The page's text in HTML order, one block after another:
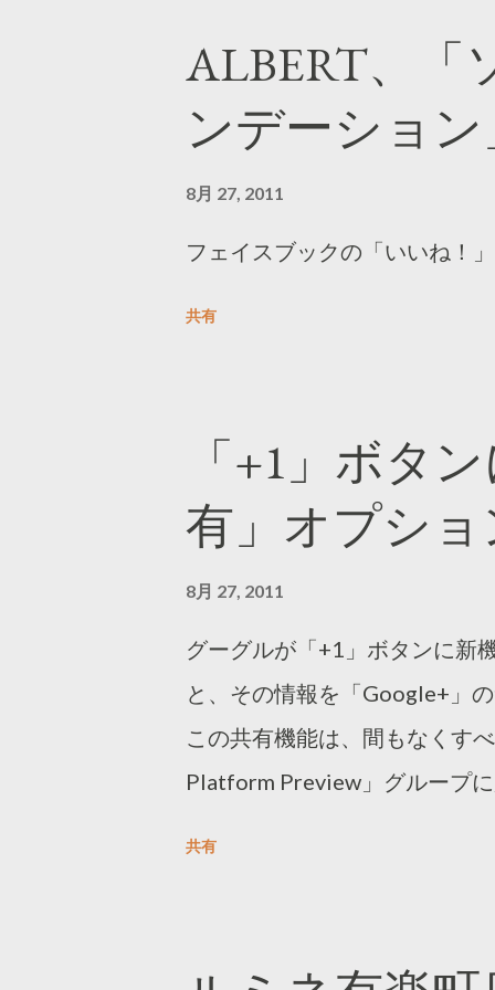
ALBERT、「
ンデーショ
8月 27, 2011
フェイスブックの「いいね！
共有
「+1」ボタ
有」オプショ
8月 27, 2011
グーグルが「+1」ボタンに新
と、その情報を「Google+」
この共有機能は、間もなくす
Platform Preview」グループ
共有